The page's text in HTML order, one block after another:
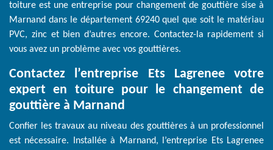
toiture est une entreprise pour changement de gouttière sise à
Marnand dans le département 69240 quel que soit le matériau
PVC, zinc et bien d’autres encore. Contactez-la rapidement si
vous avez un problème avec vos gouttières.
Contactez l’entreprise Ets Lagrenee votre
expert en toiture pour le changement de
gouttière à Marnand
Confier les travaux au niveau des gouttières à un professionnel
est nécessaire. Installée à Marnand, l’entreprise Ets Lagrenee